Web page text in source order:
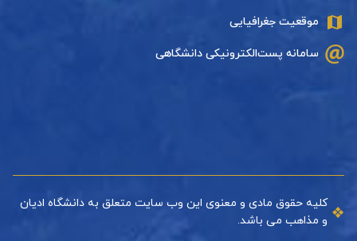
موقعیت جغرافیایی
سامانه پست‌الکترونیکی دانشگاهی
کلیه حقوق مادی و معنوی این وب سایت متعلق به دانشگاه ادیان
و مذاهب می باشد.